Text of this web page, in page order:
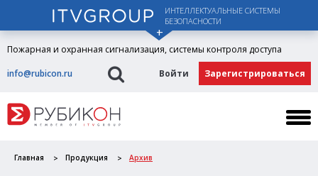
ИНТЕЛЛЕКТУАЛЬНЫЕ СИСТЕМЫ
БЕЗОПАСНОСТИ
Пожарная и охранная сигнализация, системы контроля доступа
info@rubicon.ru
Войти Зарегистрироваться
Главная Продукция Архив